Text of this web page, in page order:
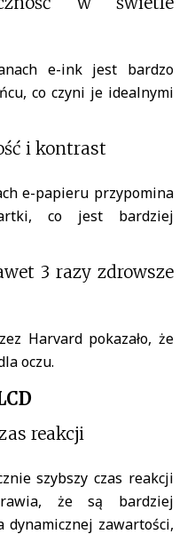
e-ink jest bardzo
co czyni je idealnymi
i kontrast
e-papieru przypomina
co jest bardziej
3 razy zdrowsze
Harvard pokazało, że
oczu.
reakcji
szybszy czas reakcji
że są bardziej
zawartości,